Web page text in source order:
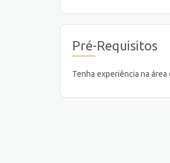
Pré-Requisitos
Tenha experiência na